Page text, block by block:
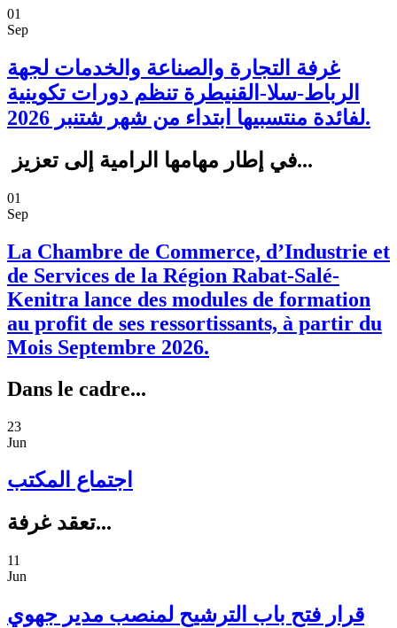
01
Sep
غرفة التجارة والصناعة والخدمات لجهة
الرباط-سلا-القنيطرة تنظم دورات تكوينية
لفائدة منتسبيها ابتداء من شهر شتنبر 2026.
في إطار مهامها الرامية إلى تعزيز...
01
Sep
La Chambre de Commerce, d’Industrie et
de Services de la Région Rabat-Salé-
Kenitra lance des modules de formation
au profit de ses ressortissants, à partir du
Mois Septembre 2026.
Dans le cadre...
23
Jun
اجتماع المكتب
تعقد غرفة...
11
Jun
قرار فتح باب الترشيح لمنصب مدير جهوي